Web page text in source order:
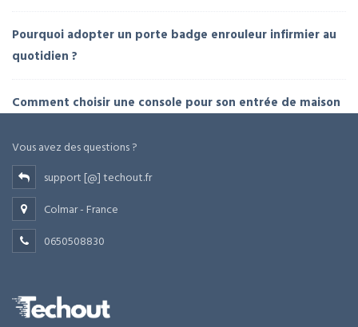
Pourquoi adopter un porte badge enrouleur infirmier au
quotidien ?
Comment choisir une console pour son entrée de maison
Vous avez des questions ?
support [@] techout.fr
Colmar - France
0650508830